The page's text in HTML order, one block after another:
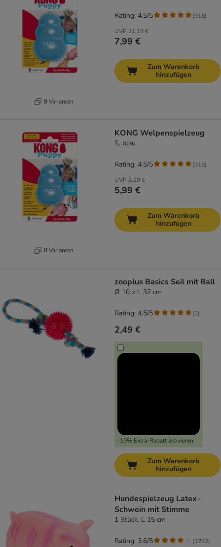
8 Varianten
UVP 11,19 €
7,99 €
Rating: 4.5/5 (918)
Zum Warenkorb
hinzufügen
8 Varianten
KONG Welpenspielzeug
S, blau
UVP 8,29 €
5,99 €
Rating: 4.5/5 (918)
Zum Warenkorb
hinzufügen
zooplus Basics Seil mit Ball
Ø 10 x L 32 cm
2,49 €
-10% Extra-Rabatt aktivieren
Rating: 4.5/5 (2)
Zum Warenkorb
hinzufügen
Hundespielzeug Latex-
Schwein mit Stimme
1 Stück, L 15 cm
Rating: 3.6/5 (1292)